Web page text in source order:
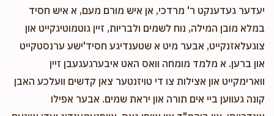
For the one and only!!! קענסט דאך יא
יעדער געדענקט ר' מרדכי, אן איש מורם מעם, א איש חסיד
במלא מובן המילה, נוח לשמים ולבריות, זיין גוטמוטיגקייט און
צוגעלאזנקייט, אבער מיט א שטענדיגע חסיד'ישע ערנסטקייט
און ברען. א מלמד מומחה וואס האט איבערגעגעבן זיין
ווארימקייט און אצילות צו די טויזנטער צאן קדשים וועלכע האבן
קונה געווען ביי אים תורה און יראת שמים. אבער אפילו